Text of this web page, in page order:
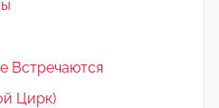
Встречаются
Цирк)